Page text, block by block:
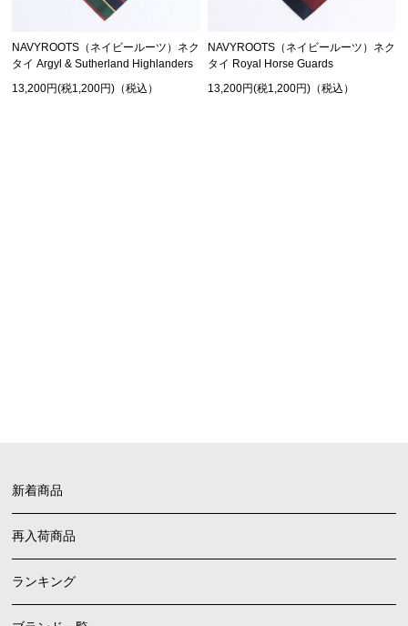
NAVYROOTS（ネイビールーツ）ネク
タイ Argyl & Sutherland Highlanders
13,200円(税1,200円)（税込）
NAVYROOTS（ネイビールーツ）ネク
タイ Royal Horse Guards
13,200円(税1,200円)（税込）
新着商品
再入荷商品
ランキング